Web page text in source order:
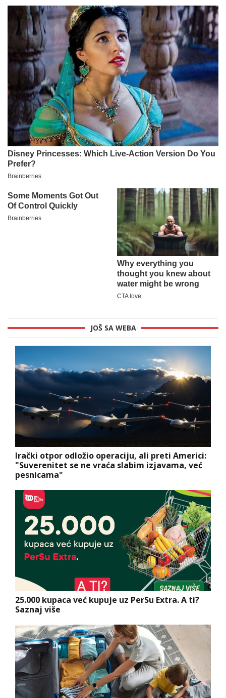
JOŠ SA WEBA
Irački otpor odložio operaciju, ali preti Americi:
"Suverenitet se ne vraća slabim izjavama, već
pesnicama"
25.000 kupaca već kupuje uz PerSu Extra. A ti?
Saznaj više